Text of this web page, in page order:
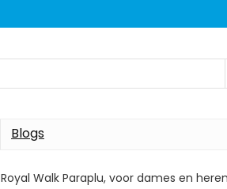
Blogs
Royal Walk Paraplu, voor dames en